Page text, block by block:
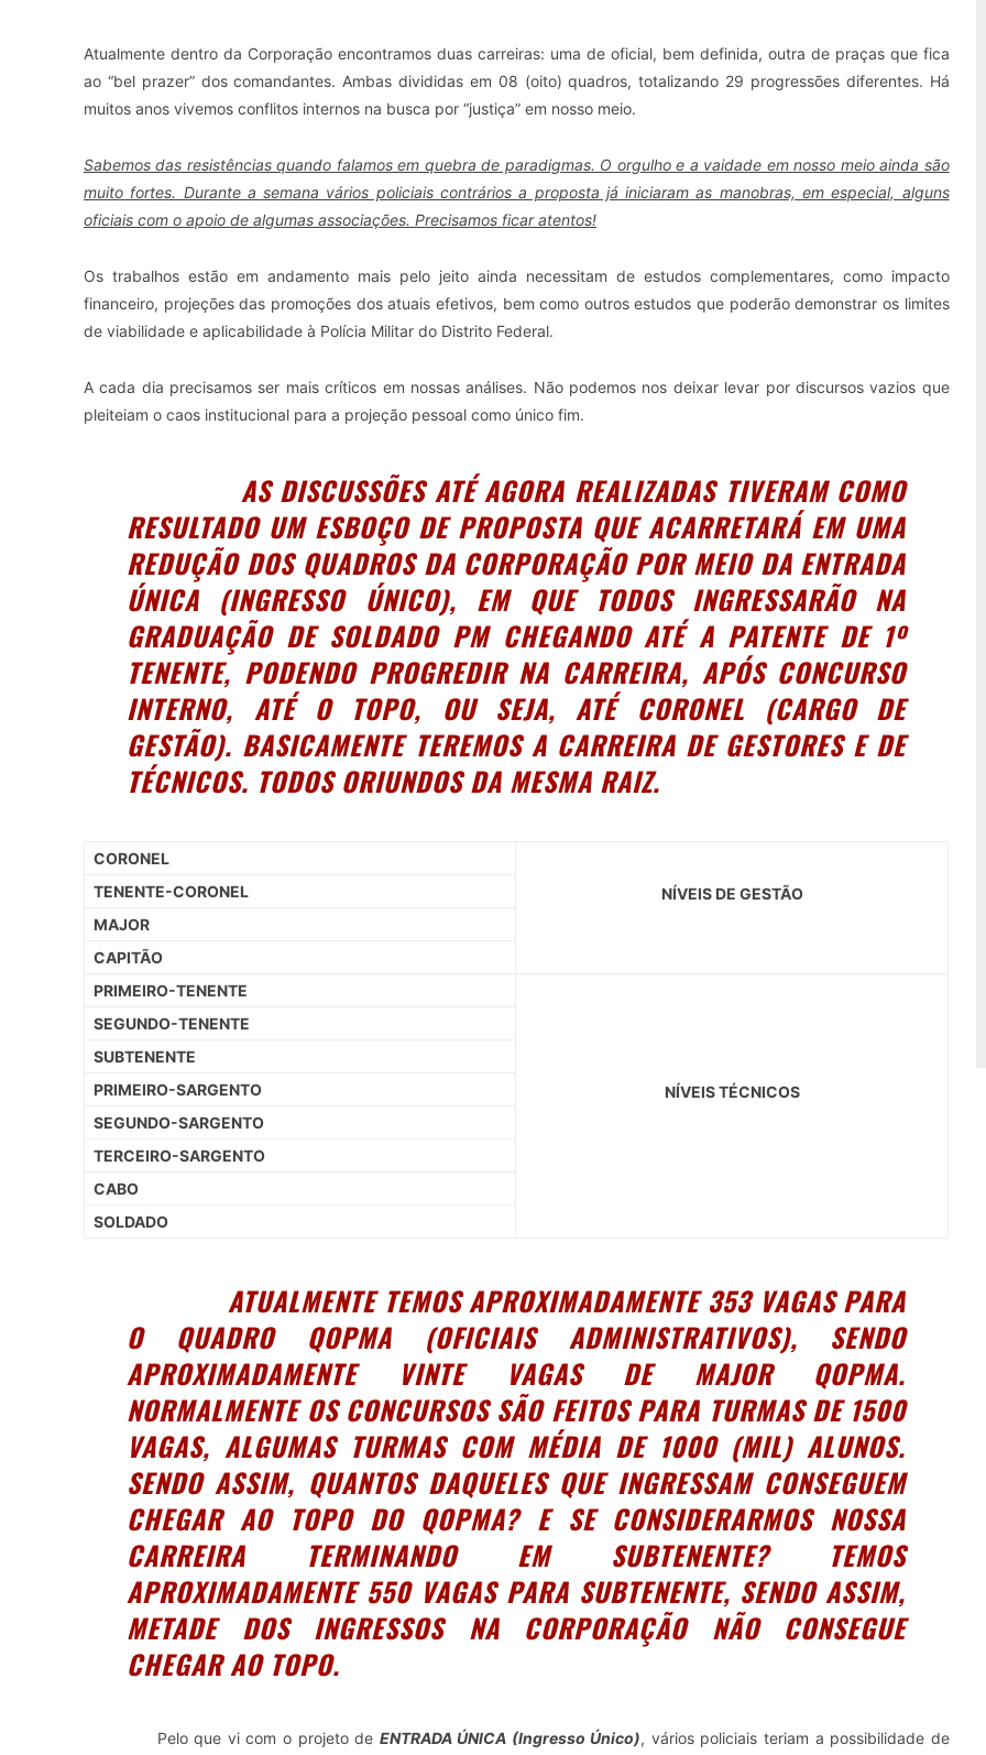
Atualmente dentro da Corporação encontramos duas carreiras: uma de oficial, bem definida, outra de praças que fica
ao “bel prazer” dos comandantes. Ambas divididas em 08 (oito) quadros, totalizando 29 progressões diferentes. Há
muitos anos vivemos conflitos internos na busca por “justiça” em nosso meio.
Sabemos das resistências quando falamos em quebra de paradigmas. O orgulho e a vaidade em nosso meio ainda são
muito fortes. Durante a semana vários policiais contrários a proposta já iniciaram as manobras, em especial, alguns
oficiais com o apoio de algumas associações. Precisamos ficar atentos!
Os trabalhos estão em andamento mais pelo jeito ainda necessitam de estudos complementares, como impacto
financeiro, projeções das promoções dos atuais efetivos, bem como outros estudos que poderão demonstrar os limites
de viabilidade e aplicabilidade à Polícia Militar do Distrito Federal.
A cada dia precisamos ser mais críticos em nossas análises. Não podemos nos deixar levar por discursos vazios que
pleiteiam o caos institucional para a projeção pessoal como único fim.
AS DISCUSSÕES ATÉ AGORA REALIZADAS TIVERAM COMO
RESULTADO UM ESBOÇO DE PROPOSTA QUE ACARRETARÁ EM UMA
REDUÇÃO DOS QUADROS DA CORPORAÇÃO POR MEIO DA ENTRADA
ÚNICA (INGRESSO ÚNICO), EM QUE TODOS INGRESSARÃO NA
GRADUAÇÃO DE SOLDADO PM CHEGANDO ATÉ A PATENTE DE 1º
TENENTE, PODENDO PROGREDIR NA CARREIRA, APÓS CONCURSO
INTERNO, ATÉ O TOPO, OU SEJA, ATÉ CORONEL (CARGO DE
GESTÃO). BASICAMENTE TEREMOS A CARREIRA DE GESTORES E DE
TÉCNICOS. TODOS ORIUNDOS DA MESMA RAIZ.
CORONEL
NÍVEIS DE GESTÃO
TENENTE-CORONEL
MAJOR
CAPITÃO
PRIMEIRO-TENENTE
NÍVEIS TÉCNICOS
SEGUNDO-TENENTE
SUBTENENTE
PRIMEIRO-SARGENTO
SEGUNDO-SARGENTO
TERCEIRO-SARGENTO
CABO
SOLDADO
ATUALMENTE TEMOS APROXIMADAMENTE 353 VAGAS PARA
O QUADRO QOPMA (OFICIAIS ADMINISTRATIVOS), SENDO
APROXIMADAMENTE VINTE VAGAS DE MAJOR QOPMA.
NORMALMENTE OS CONCURSOS SÃO FEITOS PARA TURMAS DE 1500
VAGAS, ALGUMAS TURMAS COM MÉDIA DE 1000 (MIL) ALUNOS.
SENDO ASSIM, QUANTOS DAQUELES QUE INGRESSAM CONSEGUEM
CHEGAR AO TOPO DO QOPMA? E SE CONSIDERARMOS NOSSA
CARREIRA TERMINANDO EM SUBTENENTE? TEMOS
APROXIMADAMENTE 550 VAGAS PARA SUBTENENTE, SENDO ASSIM,
METADE DOS INGRESSOS NA CORPORAÇÃO NÃO CONSEGUE
CHEGAR AO TOPO.
Pelo que vi com o projeto de ENTRADA ÚNICA (Ingresso Único), vários policiais teriam a possibilidade de